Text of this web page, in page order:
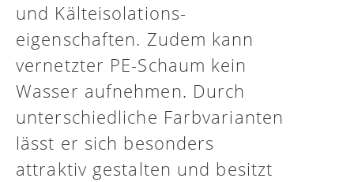
und Kälteisolations-
eigenschaften. Zudem kann
vernetzter PE-Schaum kein
Wasser aufnehmen. Durch
unterschiedliche Farbvarianten
lässt er sich besonders
attraktiv gestalten und besitzt